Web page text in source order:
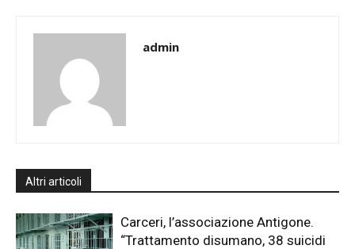
admin
Altri articoli
Carceri, l’associazione Antigone.
“Trattamento disumano, 38 suicidi